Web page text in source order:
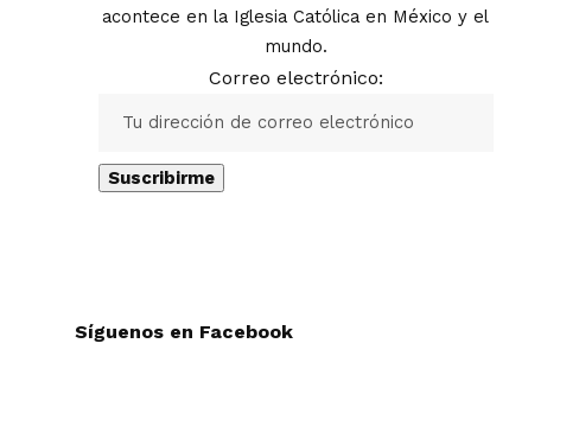
acontece en la Iglesia Católica en México y el
mundo.
Correo electrónico:
Síguenos en Facebook